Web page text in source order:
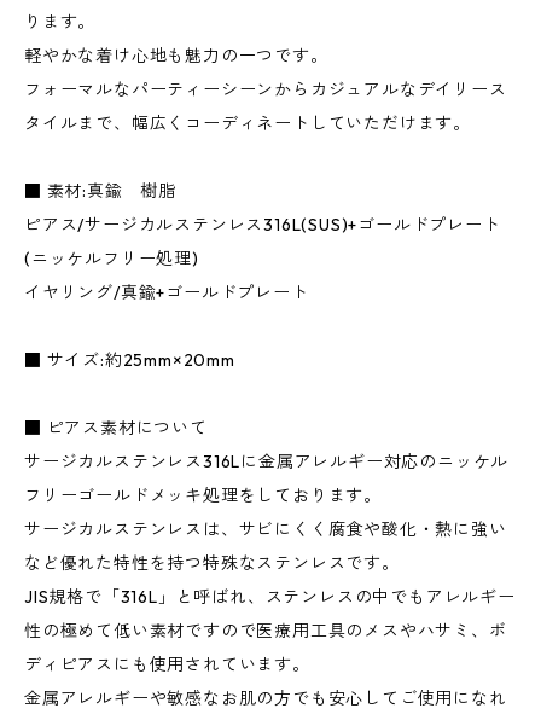
ります。
軽やかな着け心地も魅力の一つです。
フォーマルなパーティーシーンからカジュアルなデイリース
タイルまで、幅広くコーディネートしていただけます。
■ 素材:真鍮 樹脂
ピアス/サージカルステンレス316L(SUS)+ゴールドプレート
(ニッケルフリー処理)
イヤリング/真鍮+ゴールドプレート
■ サイズ:約25mm×20mm
■ ピアス素材について
サージカルステンレス316Lに金属アレルギー対応のニッケル
フリーゴールドメッキ処理をしております。
サージカルステンレスは、サビにくく腐食や酸化・熱に強い
など優れた特性を持つ特殊なステンレスです。
JIS規格で「316L」と呼ばれ、ステンレスの中でもアレルギー
性の極めて低い素材ですので医療用工具のメスやハサミ、ボ
ディピアスにも使用されています。
金属アレルギーや敏感なお肌の方でも安心してご使用になれ